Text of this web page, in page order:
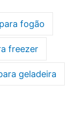
fogão
freezer
geladeira